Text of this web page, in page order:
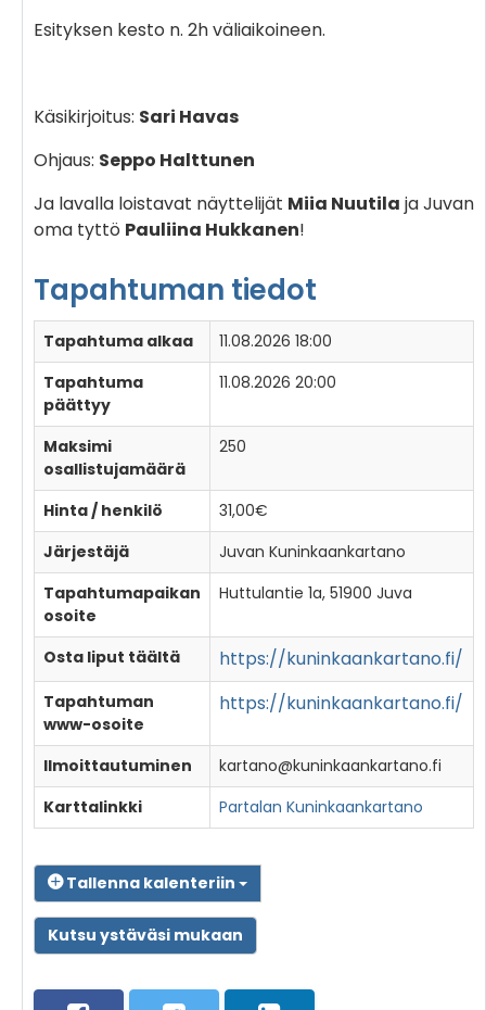
Esityksen kesto n. 2h väliaikoineen.
Käsikirjoitus: Sari Havas
Ohjaus: Seppo Halttunen
Ja lavalla loistavat näyttelijät Miia Nuutila ja Juvan
oma tyttö Pauliina Hukkanen!
Tapahtuman tiedot
Tapahtuma alkaa
11.08.2026 18:00
Tapahtuma
päättyy
11.08.2026 20:00
Maksimi
osallistujamäärä
250
Hinta / henkilö
31,00€
Järjestäjä
Juvan Kuninkaankartano
Tapahtumapaikan
osoite
Huttulantie 1a, 51900 Juva
Osta liput täältä https://kuninkaankartano.fi/
Tapahtuman
www-osoite
https://kuninkaankartano.fi/
Ilmoittautuminen
kartano@kuninkaankartano.fi
Karttalinkki
Partalan Kuninkaankartano
Tallenna kalenteriin
Kutsu ystäväsi mukaan